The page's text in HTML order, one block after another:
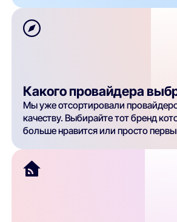
Какого провайдера
Мы уже отсортировали
качеству. Выбирайте тот бренд
больше нравится или просто